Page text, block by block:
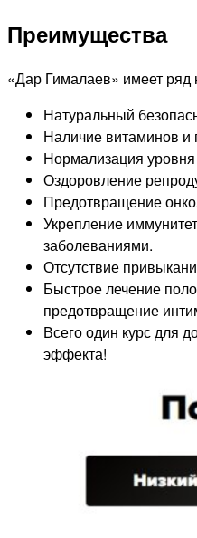
Преимущества
«Дар Гималаев» имеет
Натуральный
Наличие витаминов и
Нормализация уровня
Оздоровление
Предотвращение
Укрепление
заболеваниями.
Отсутствие
Быстрое лечение
предотвращение
Всего один курс для
эффекта!